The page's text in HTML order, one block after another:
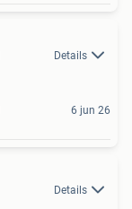
Details
6 jun 26
Details